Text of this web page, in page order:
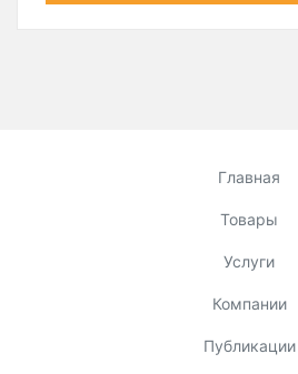
Главная
Товары
Услуги
Компании
Публикации